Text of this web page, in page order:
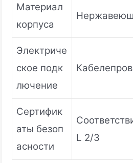
Материал
корпуса
Электриче
ское подк
лючение
Сертифик
аты безоп
асности
L 2/3